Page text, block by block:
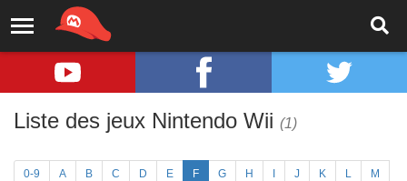
Liste des jeux Nintendo Wii (1)
0-9 A B C D E F G H J K L M